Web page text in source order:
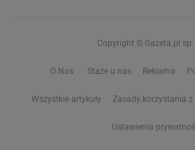
Copyright © Gazeta.pl sp.
O Nas Staże u nas Reklama
Wszystkie artykuły Zasady korzystania z
Ustawienia